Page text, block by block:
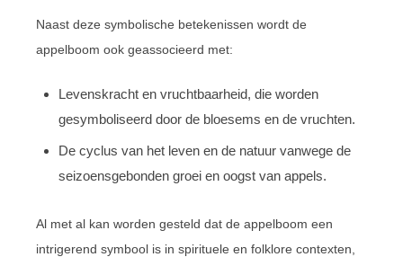
Naast deze symbolische betekenissen wordt de
appelboom ook geassocieerd met:
Levenskracht en vruchtbaarheid, die worden
gesymboliseerd door de bloesems en de vruchten.
De cyclus van het leven en de natuur vanwege de
seizoensgebonden groei en oogst van appels.
Al met al kan worden gesteld dat de appelboom een
intrigerend symbool is in spirituele en folklore contexten,